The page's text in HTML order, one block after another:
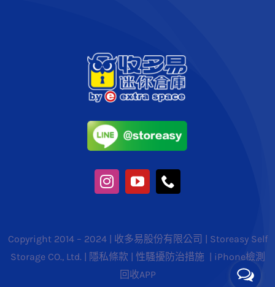
Copyright 2014 – 2024 | 收多易股份有限公司 | Storeasy Self
Storage CO., Ltd. | 隱私條款 | 性騷擾防治措施 | iPhone檢測
回收APP